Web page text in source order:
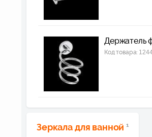
Держатель
Код товара:
Зеркала для ванной 1